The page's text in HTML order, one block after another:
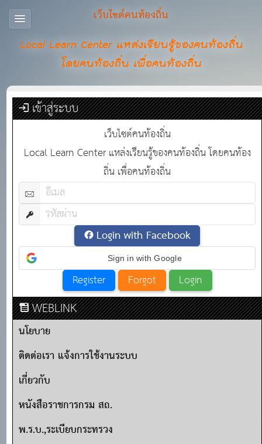
เว็บไซต์คนท้องถิ่น
Local Learn Center แหล่งเรียนรู้ของคนท้องถิ่น
โดยคนท้องถิ่น เพื่อคนท้องถิ่น
เข้าสู่ระบบ
เว็บไซต์คนท้องถิ่น
Local Learn Center แหล่งเรียนรู้ของคนท้องถิ่น โดยคนท้อง
ถิ่น เพื่อคนท้องถิ่น
Login with Facebook
Sign in with Google
WEBLINK
นโยบาย
ติดต่อเรา แจ้งการใช้งานระบบ
เกี่ยวกับ
หนังสือราชการกรม สถ.
พ.ร.บ.,ระเบียบกระทรวง